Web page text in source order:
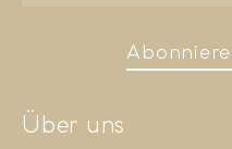
Über uns